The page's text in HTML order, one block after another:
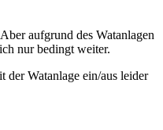
aufgrund des Watanlagen
nur bedingt weiter.
der Watanlage ein/aus leider